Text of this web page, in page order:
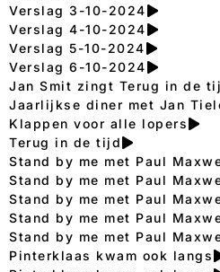
Verslag 3-10-2024
Verslag 4-10-2024
Verslag 5-10-2024
Verslag 6-10-2024
Jan Smit zingt Terug in de
Jaarlijkse diner met Jan
Klappen voor alle lopers
Terug in de tijd
Stand by me met Paul
Stand by me met Paul
Stand by me met Paul
Stand by me met Paul
Stand by me met Paul
Pinterklaas kwam ook langs